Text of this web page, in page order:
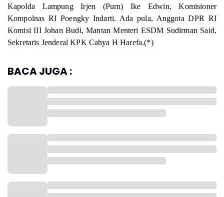
Kapolda Lampung Irjen (Purn) Ike Edwin, Komisioner
Kompolnas RI Poengky Indarti. Ada pula, Anggota DPR RI
Komisi III Johan Budi, Mantan Menteri ESDM Sudirman Said,
Sekretaris Jenderal KPK Cahya H Harefa.(*)
BACA JUGA :